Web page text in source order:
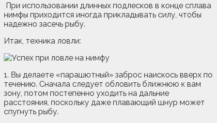
При использовании длинных подлесков в конце сплава
нимфы приходится иногда прикладывать силу, чтобы
надежно засечь рыбу.
Итак, техника ловли:
1. Вы делаете «парашютный» заброс наискось вверх по
течению. Сначала следует обловить ближнюю к вам
зону, потом постепенно уходить на дальние
расстояния, поскольку даже плавающий шнур может
спугнуть рыбу.